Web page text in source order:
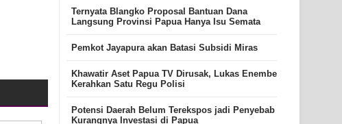
Ternyata Blangko Proposal Bantuan Dana
Langsung Provinsi Papua Hanya Isu Semata
Pemkot Jayapura akan Batasi Subsidi Miras
Khawatir Aset Papua TV Dirusak, Lukas Enembe
Kerahkan Satu Regu Polisi
Potensi Daerah Belum Terekspos jadi Penyebab
Kurangnya Investasi di Papua